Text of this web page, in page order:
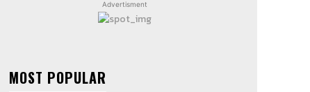
Advertisment
MOST POPULAR